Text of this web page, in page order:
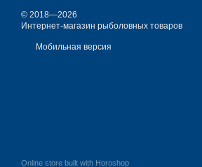
© 2018—2026
Интернет-магазин рыболовных товаров
Мобильная версия
Online store built with Horoshop